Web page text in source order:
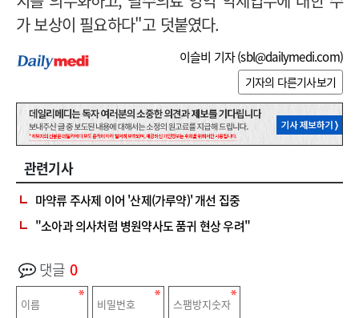
가 보상이 필요하다"고 덧붙였다.
이슬비 기자 (sbl@dailymedi.com)
기자의 다른기사보기
관련기사
마약류 주사제 이어 '산제(가루약)' 개선 집중
"소아과 의사처럼 병원약사도 품귀 현상 우려"
댓글 0